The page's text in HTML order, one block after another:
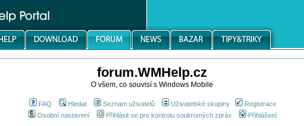
forum.WMHelp.cz
O všem, co souvisí s Windows Mobile
FAQ Hledat Seznam uživatelů Uživatelské skupiny
Registrace
Osobní nastavení
Přihlásit se pro kontrolu soukromých zpráv Přihlášení